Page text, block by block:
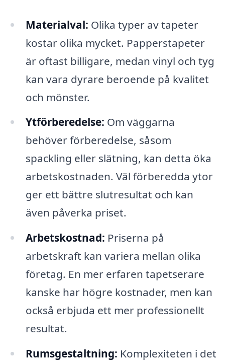
Materialval: Olika typer av tapeter
kostar olika mycket. Papperstapeter
är oftast billigare, medan vinyl och tyg
kan vara dyrare beroende på kvalitet
och mönster.
Ytförberedelse: Om väggarna
behöver förberedelse, såsom
spackling eller slätning, kan detta öka
arbetskostnaden. Väl förberedda ytor
ger ett bättre slutresultat och kan
även påverka priset.
Arbetskostnad: Priserna på
arbetskraft kan variera mellan olika
företag. En mer erfaren tapetserare
kanske har högre kostnader, men kan
också erbjuda ett mer professionellt
resultat.
Rumsgestaltning: Komplexiteten i det